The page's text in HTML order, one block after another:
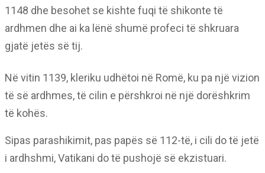
1148 dhe besohet se kishte fuqi të shikonte të
ardhmen dhe ai ka lënë shumë profeci të shkruara
gjatë jetës së tij.
Në vitin 1139, kleriku udhëtoi në Romë, ku pa një vizion
të së ardhmes, të cilin e përshkroi në një dorëshkrim
të kohës.
Sipas parashikimit, pas papës së 112-të, i cili do të jetë
i ardhshmi, Vatikani do të pushojë së ekzistuari.